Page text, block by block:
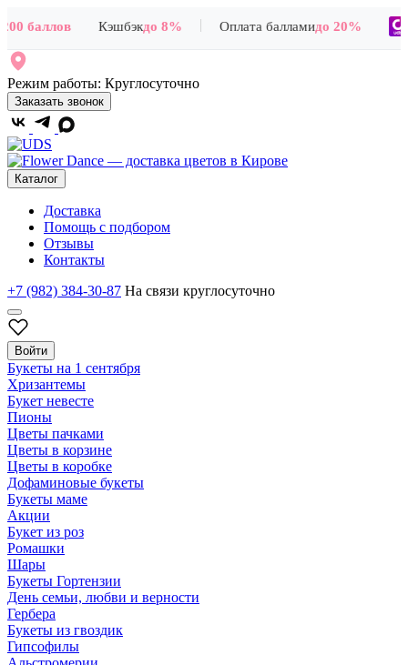
баллов Кэшбэкдо 8% Оплата балламидо 20%
Режим работы: Круглосуточно
Заказать звонок
Каталог
Доставка
Помощь с подбором
Отзывы
Контакты
+7 (982) 384-30-87 На связи круглосуточно
Войти
Букеты на 1 сентября
Хризантемы
Букет невесте
Пионы
Цветы пачками
Цветы в корзине
Цветы в коробке
Дофаминовые букеты
Букеты маме
Акции
Букет из роз
Ромашки
Шары
Букеты Гортензии
День семьи, любви и верности
Гербера
Букеты из гвоздик
Гипсофилы